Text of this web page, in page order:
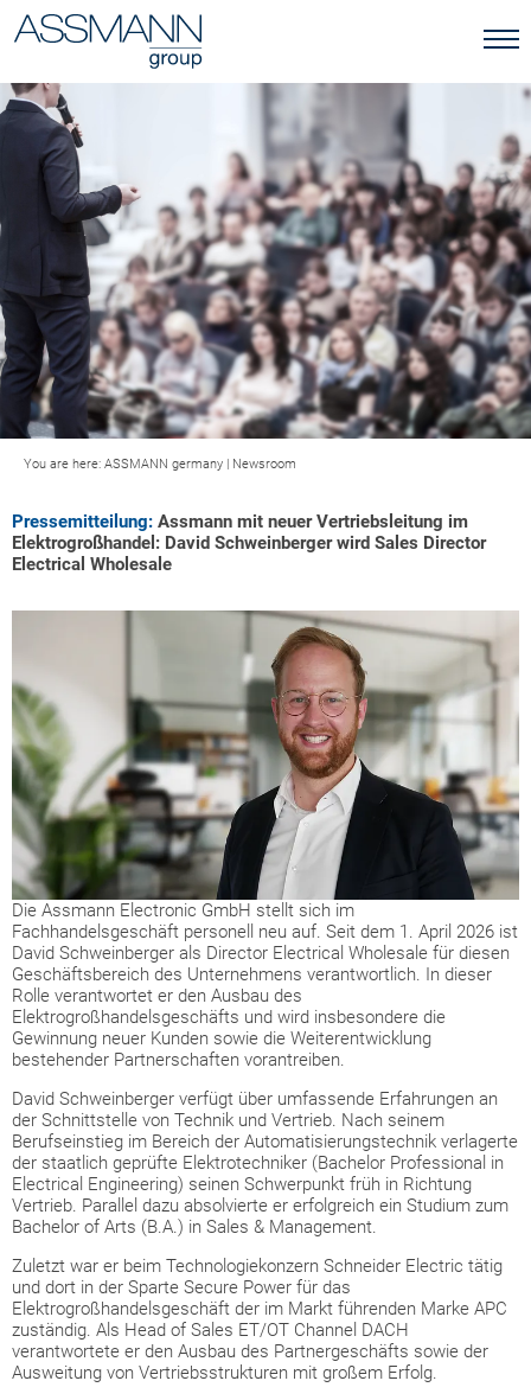
You are here: ASSMANN germany | Newsroom
Pressemitteilung: Assmann mit neuer Vertriebsleitung im
Elektrogroßhandel: David Schweinberger wird Sales Director
Electrical Wholesale
Die Assmann Electronic GmbH stellt sich im
Fachhandelsgeschäft personell neu auf. Seit dem 1. April 2026 ist
David Schweinberger als Director Electrical Wholesale für diesen
Geschäftsbereich des Unternehmens verantwortlich. In dieser
Rolle verantwortet er den Ausbau des
Elektrogroßhandelsgeschäfts und wird insbesondere die
Gewinnung neuer Kunden sowie die Weiterentwicklung
bestehender Partnerschaften vorantreiben.
David Schweinberger verfügt über umfassende Erfahrungen an
der Schnittstelle von Technik und Vertrieb. Nach seinem
Berufseinstieg im Bereich der Automatisierungstechnik verlagerte
der staatlich geprüfte Elektrotechniker (Bachelor Professional in
Electrical Engineering) seinen Schwerpunkt früh in Richtung
Vertrieb. Parallel dazu absolvierte er erfolgreich ein Studium zum
Bachelor of Arts (B.A.) in Sales & Management.
Zuletzt war er beim Technologiekonzern Schneider Electric tätig
und dort in der Sparte Secure Power für das
Elektrogroßhandelsgeschäft der im Markt führenden Marke APC
zuständig. Als Head of Sales ET/OT Channel DACH
verantwortete er den Ausbau des Partnergeschäfts sowie der
Ausweitung von Vertriebsstrukturen mit großem Erfolg.